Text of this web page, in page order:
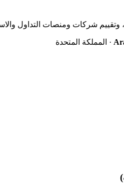
وتقييم شركات ومنصات التداول
· المملكة المتحدة